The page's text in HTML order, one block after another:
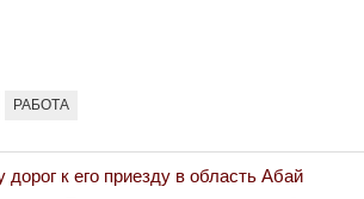
РАБОТА
к его приезду в область Абай